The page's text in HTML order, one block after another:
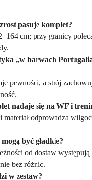
pasuje komplet?
cm; przy granicy
„w barwach
pewności, a strój
nadaje się na WF i
materiał odprowadza
być gładkie?
od dostaw występują
bez różnic.
w zestaw?